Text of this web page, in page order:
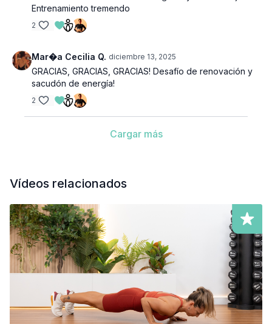
Entrenamiento tremendo
2
Mar�a Cecilia Q. diciembre 13, 2025
GRACIAS, GRACIAS, GRACIAS! Desafío de renovación y
sacudón de energía!
2
Cargar más
Vídeos relacionados